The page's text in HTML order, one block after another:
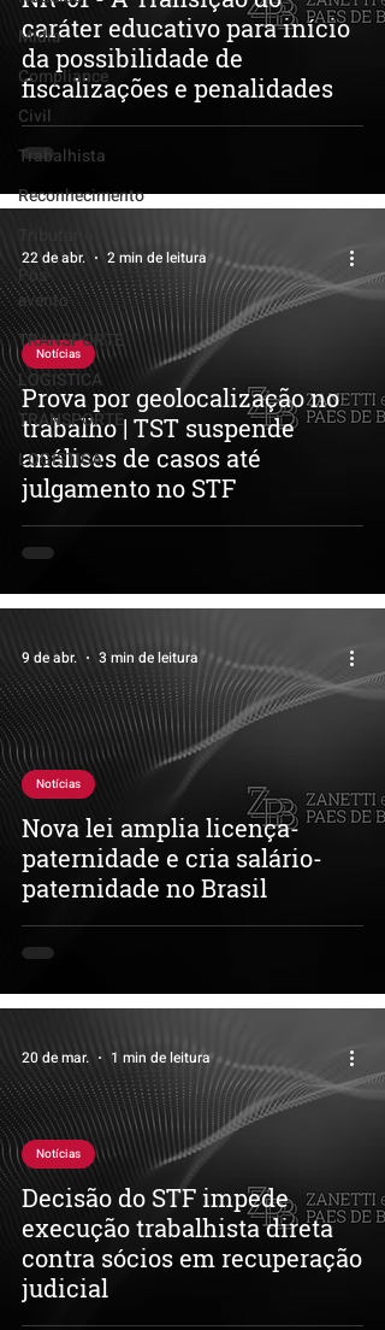
Mídia
Compliance
Civil
Trabalhista
Reconhecimento
Pós-
evento
TRANSPORTE
LOGISTICA
TRANSPORTE
LOGISTICA
caráter educativo para início
da possibilidade de
fiscalizações e penalidades
Prova por geolocalização no
trabalho | TST suspende
análises de casos até
julgamento no STF
Notícias
22 de abr. 2 min de leitura
Nova lei amplia licença-
paternidade e cria salário-
paternidade no Brasil
Notícias
9 de abr. 3 min de leitura
Decisão do STF impede
execução trabalhista direta
contra sócios em recuperação
judicial
Notícias
20 de mar. 1 min de leitura